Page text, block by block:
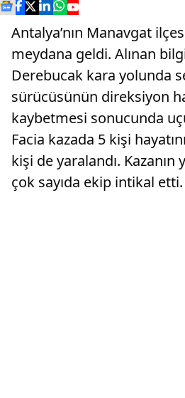
Antalya’nın Manavgat
meydana geldi. Alınan
Derebucak kara yolunda
sürücüsünün direksiyon
kaybetmesi sonucunda
Facia kazada 5 kişi
kişi de yaralandı. Kazanın
çok sayıda ekip intikal etti.